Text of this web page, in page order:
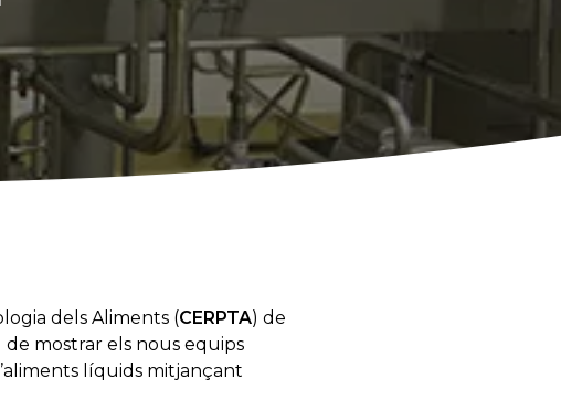
dels Aliments (CERPTA) de
de mostrar els nous equips
líquids mitjançant